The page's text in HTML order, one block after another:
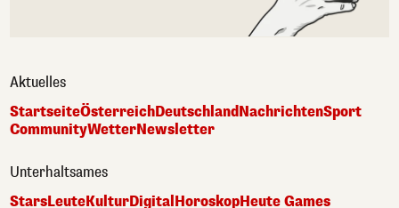
Aktuelles
StartseiteÖsterreichDeutschlandNachrichtenSport
CommunityWetterNewsletter
Unterhaltsames
StarsLeuteKulturDigital HoroskopHeute Games